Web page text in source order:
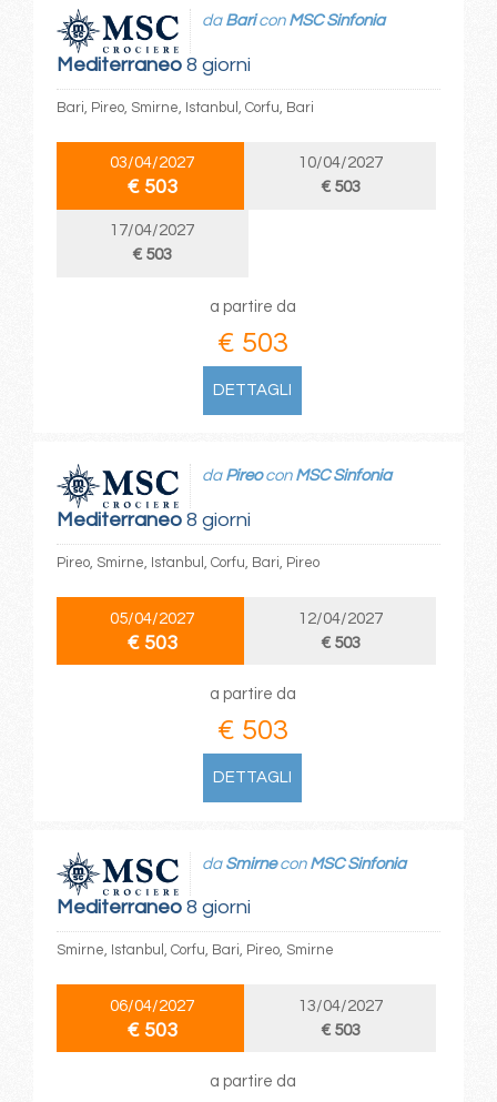
Mediterraneo8 giorni
da Baricon MSC Sinfonia
Bari, Pireo, Smirne, Istanbul, Corfu, Bari
03/04/2027
€ 503
10/04/2027
€ 503
17/04/2027
€ 503
a partire da
€ 503
DETTAGLI
Mediterraneo8 giorni
da Pireocon MSC Sinfonia
Pireo, Smirne, Istanbul, Corfu, Bari, Pireo
05/04/2027
€ 503
12/04/2027
€ 503
a partire da
€ 503
DETTAGLI
Mediterraneo8 giorni
da Smirnecon MSC Sinfonia
Smirne, Istanbul, Corfu, Bari, Pireo, Smirne
06/04/2027
€ 503
13/04/2027
€ 503
a partire da